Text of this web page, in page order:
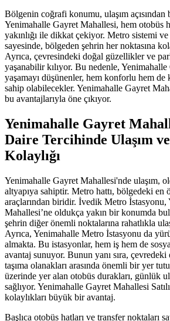
Bölgenin coğrafi konumu, ulaşım açısından
Yenimahalle Gayret Mahallesi, hem otobüs
yakınlığı ile dikkat çekiyor. Metro sistemi
sayesinde, bölgeden şehrin her noktasına
Ayrıca, çevresindeki doğal güzellikler ve
yaşanabilir kılıyor. Bu nedenle,
yaşamayı düşünenler, hem konforlu hem de
sahip olabilecekler. Yenimahalle Gayret
bu avantajlarıyla öne çıkıyor.
Yenimahalle Gayret
Daire Tercihinde Ulaşım
Kolaylığı
Yenimahalle Gayret Mahallesi'nde ulaşım,
altyapıya sahiptir. Metro hattı, bölgedeki en
araçlarından biridir. İvedik Metro İstasyonu,
Mahallesi’ne oldukça yakın bir konumda
şehrin diğer önemli noktalarına rahatlıkla
Ayrıca, Yenimahalle Metro İstasyonu da
almakta. Bu istasyonlar, hem iş hem de
avantaj sunuyor. Bunun yanı sıra, çevredeki
taşıma olanakları arasında önemli bir yer
üzerinde yer alan otobüs durakları, günlük
sağlıyor. Yenimahalle Gayret Mahallesi
kolaylıkları büyük bir avantaj.
Başlıca otobüs hatları ve transfer noktaları